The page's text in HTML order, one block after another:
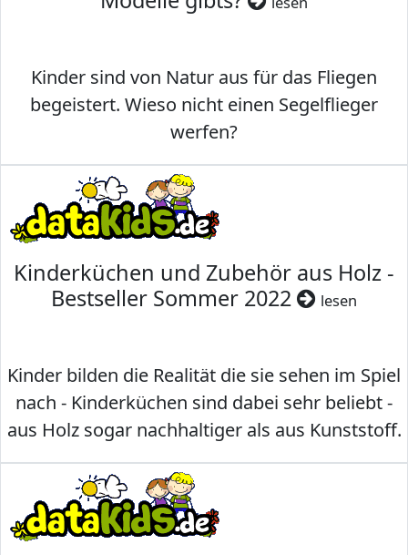
Kinder sind von Natur aus für das Fliegen
begeistert. Wieso nicht einen Segelflieger
werfen?
Kinderküchen und Zubehör aus Holz -
Bestseller Sommer 2022
lesen
Kinder bilden die Realität die sie sehen im Spiel
nach - Kinderküchen sind dabei sehr beliebt -
aus Holz sogar nachhaltiger als aus Kunststoff.